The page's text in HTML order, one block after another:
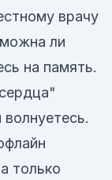
врачу
ли
на память.
только